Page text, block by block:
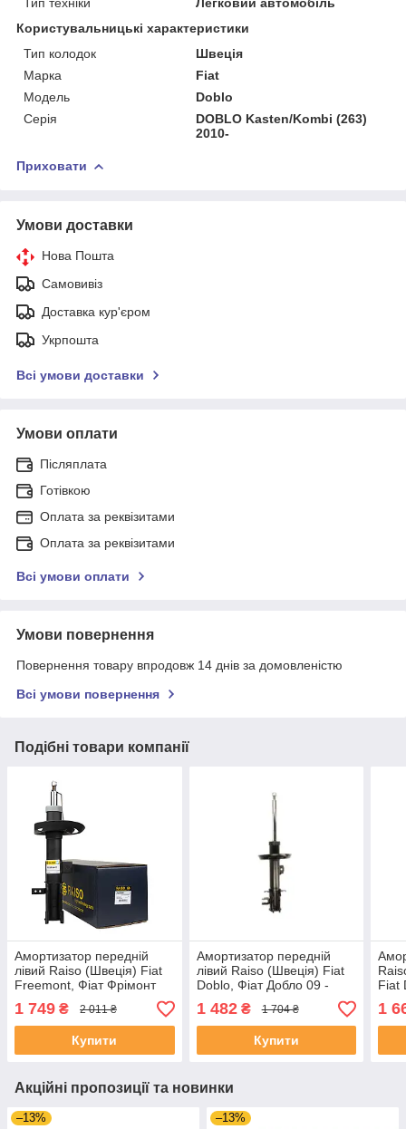
Користувальницькі характеристики
Тип колодок
Швеція
Марка
Fiat
Мoдель
Doblo
Серія
DOBLO Kasten/Kombi (263)
2010-
Приховати
Умови доставки
Нова Пошта
Самовивіз
Доставка кур'єром
Укрпошта
Всі умови доставки
Умови оплати
Післяплата
Готівкою
Оплата за реквізитами
Оплата за реквізитами
Всі умови оплати
Умови повернення
Повернення товару впродовж 14 днів за домовленістю
Всі умови повернення
Подібні товари компанії
Амортизатор передній
лівий Raiso (Швеція) Fiat
Freemont, Фіат Фрімонт
11- #RS315641 UAIZYWP4
1 749 ₴ 2 011 ₴
Купити
Амортизатор передній
лівий Raiso (Швеція) Fiat
Doblo, Фіат Добло 09 -
#ST372315 UARYOAI4
1 482₴ 1 704 ₴
Купити
Fiat
1
Акційні пропозиції та новинки
–13% –13%